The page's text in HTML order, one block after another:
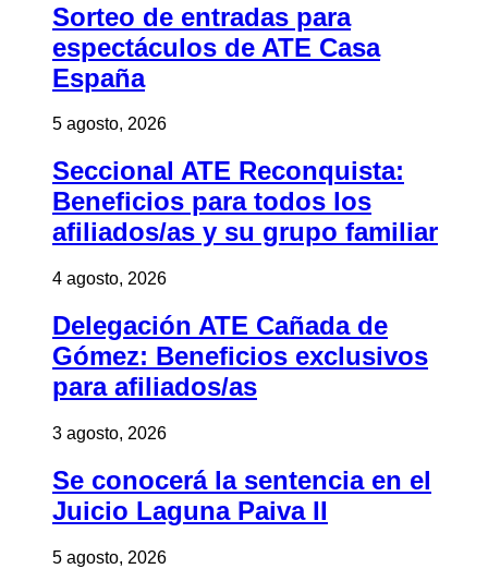
Sorteo de entradas para
espectáculos de ATE Casa
España
5 agosto, 2026
Seccional ATE Reconquista:
Beneficios para todos los
afiliados/as y su grupo familiar
4 agosto, 2026
Delegación ATE Cañada de
Gómez: Beneficios exclusivos
para afiliados/as
3 agosto, 2026
Se conocerá la sentencia en el
Juicio Laguna Paiva II
5 agosto, 2026